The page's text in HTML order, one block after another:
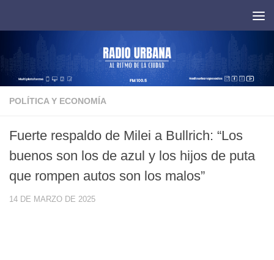
POLÍTICA Y ECONOMÍA
Fuerte respaldo de Milei a Bullrich: “Los
buenos son los de azul y los hijos de puta
que rompen autos son los malos”
14 DE MARZO DE 2025